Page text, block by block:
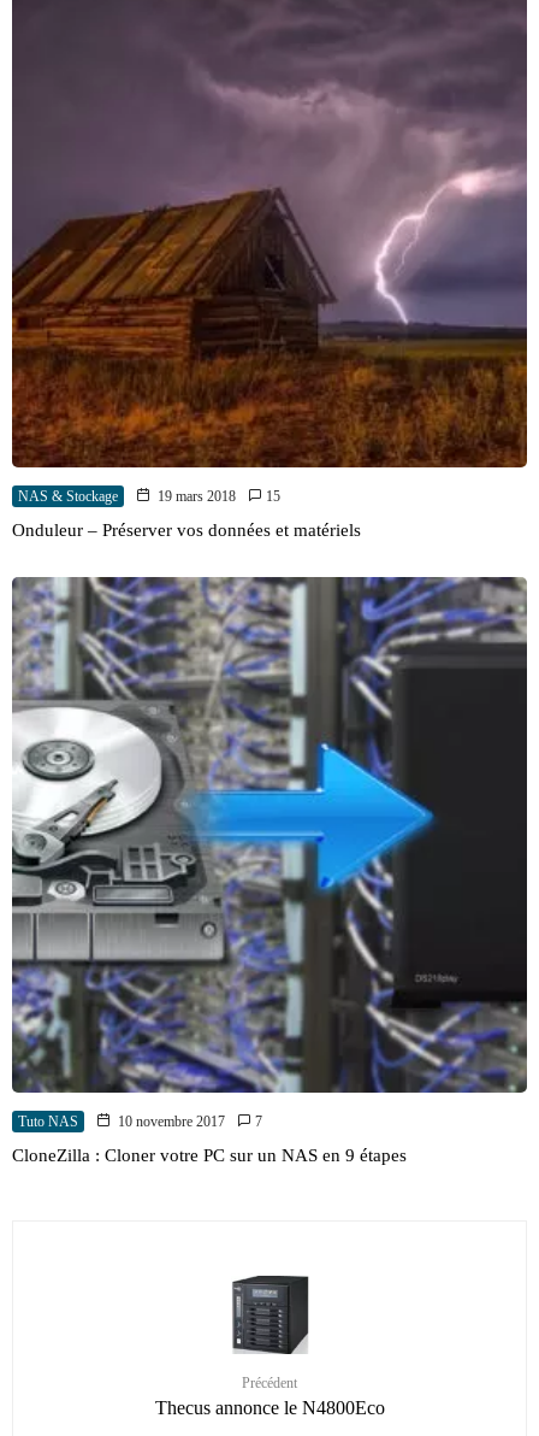
NAS & Stockage 19 mars 2018 15
Onduleur – Préserver vos données et matériels
Tuto NAS 10 novembre 2017 7
CloneZilla : Cloner votre PC sur un NAS en 9 étapes
Précédent
Thecus annonce le N4800Eco